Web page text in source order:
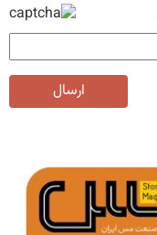
ارسال